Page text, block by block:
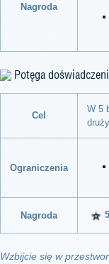
Nagroda
Potęga
Cel
W 5
Ograniczenia
Nagroda
Wzbijcie się w